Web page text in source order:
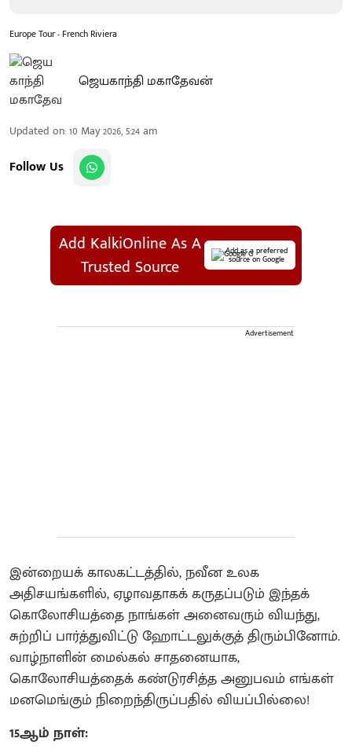
Europe Tour - French Riviera
ஜெயகாந்தி மகாதேவன்
Updated on:10 May 2026, 5:24 am
Follow Us
Add KalkiOnline As A
Trusted Source
Add as a preferred
source on Google
Advertisement
இன்றையக் காலகட்டத்தில், நவீன உலக
அதிசயங்களில், ஏழாவதாகக் கருதப்படும் இந்தக்
கொலோசியத்தை நாங்கள் அனைவரும் வியந்து,
சுற்றிப் பார்த்துவிட்டு ஹோட்டலுக்குத் திரும்பினோம்.
வாழ்நாளின் மைல்கல் சாதனையாக,
கொலோசியத்தைக் கண்டுரசித்த அனுபவம் எங்கள்
மனமெங்கும் நிறைந்திருப்பதில் வியப்பில்லை!
15ஆம் நாள்: